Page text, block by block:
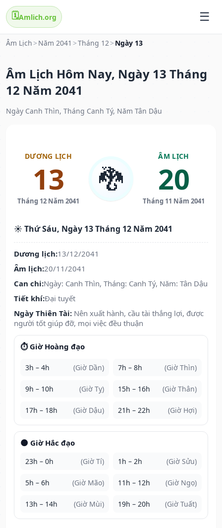
🗓️Amlich.org
Âm Lịch > Năm 2041 >Tháng 12> Ngày 13
Âm Lịch Hôm Nay, Ngày 13 Tháng
12 Năm 2041
Ngày Canh Thìn, Tháng Canh Tý, Năm Tân Dậu
DƯƠNG LỊCH
13
Tháng 12 Năm 2041
🐉
ÂM LỊCH
20
Tháng 11 Năm 2041
☀️ Thứ Sáu, Ngày 13 Tháng 12 Năm 2041
Dương lịch:13/12/2041
Âm lịch:20/11/2041
Can chi:Ngày: Canh Thìn, Tháng: Canh Tý, Năm: Tân Dậu
Tiết khí:Đại tuyết
Ngày Thiên Tài: Nên xuất hành, cầu tài thắng lợi, được
người tốt giúp đỡ, mọi việc đều thuận
⏱️ Giờ Hoàng đạo
3h – 4h (Giờ Dần) 7h – 8h (Giờ Thìn)
9h – 10h (Giờ Tỵ) 15h – 16h (Giờ Thân)
17h – 18h (Giờ Dậu) 21h – 22h (Giờ Hợi)
🌑 Giờ Hắc đạo
23h – 0h (Giờ Tí) 1h – 2h (Giờ Sửu)
5h – 6h (Giờ Mão) 11h – 12h (Giờ Ngọ)
13h – 14h (Giờ Mùi) 19h – 20h (Giờ Tuất)